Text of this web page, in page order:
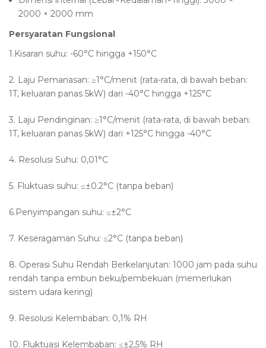
2000 × 2000 mm
Persyaratan Fungsional
1.Kisaran suhu: -60°C hingga +150°C
2. Laju Pemanasan: ≥1°C/menit (rata-rata, di bawah beban:
1T, keluaran panas 5kW) dari -40°C hingga +125°C
3. Laju Pendinginan: ≥1°C/menit (rata-rata, di bawah beban:
1T, keluaran panas 5kW) dari +125°C hingga -40°C
4. Resolusi Suhu: 0,01°C
5. Fluktuasi suhu: ≤±0.2°C (tanpa beban)
6.Penyimpangan suhu: ≤±2°C
7. Keseragaman Suhu: ≤2°C (tanpa beban)
8. Operasi Suhu Rendah Berkelanjutan: 1000 jam pada suhu
rendah tanpa embun beku/pembekuan (memerlukan
sistem udara kering)
9. Resolusi Kelembaban: 0,1% RH
10. Fluktuasi Kelembaban: ≤±2,5% RH